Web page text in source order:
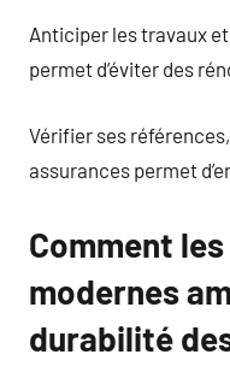
Anticiper les travaux
permet d’éviter des
Vérifier ses
assurances permet
Comment
modernes
durabilité